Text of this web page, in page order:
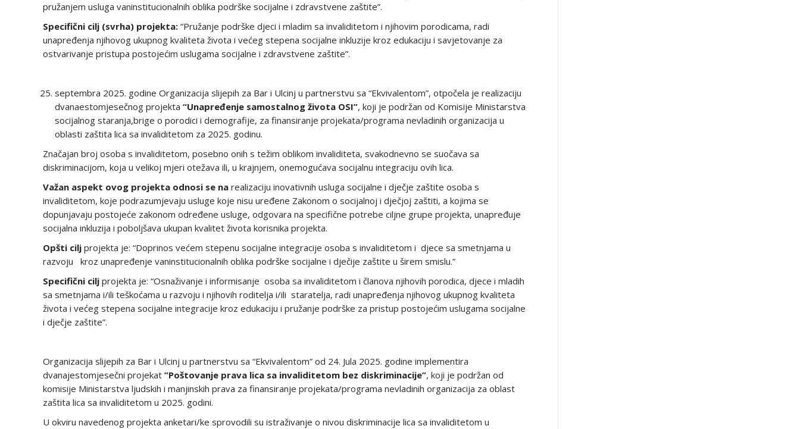
pružanjem usluga vaninstitucionalnih oblika podrške socijalne i zdravstvene zaštite”.
Specifični cilj (svrha) projekta: “Pružanje podrške djeci i mladim sa invaliditetom i njihovim porodicama, radi
unapređenja njihovog ukupnog kvaliteta života i većeg stepena socijalne inkluzije kroz edukaciju i savjetovanje za
ostvarivanje pristupa postojećim uslugama socijalne i zdravstvene zaštite”.
septembra 2025. godine Organizacija slijepih za Bar i Ulcinj u partnerstvu sa “Ekvivalentom”, otpočela je realizaciju
dvanaestomjesečnog projekta “Unapređenje samostalnog života OSI”, koji je podržan od Komisije Ministarstva
socijalnog staranja,brige o porodici i demografije, za finansiranje projekata/programa nevladinih organizacija u
oblasti zaštita lica sa invaliditetom za 2025. godinu.
Značajan broj osoba s invaliditetom, posebno onih s težim oblikom invaliditeta, svakodnevno se suočava sa
diskriminacijom, koja u velikoj mjeri otežava ili, u krajnjem, onemogućava socijalnu integraciju ovih lica.
Važan aspekt ovog projekta odnosi se na realizaciju inovativnih usluga socijalne i dječje zaštite osoba s
invaliditetom, koje podrazumjevaju usluge koje nisu uređene Zakonom o socijalnoj i dječjoj zaštiti, a kojima se
dopunjavaju postojeće zakonom određene usluge, odgovara na specifične potrebe ciljne grupe projekta, unapređuje
socijalna inkluzija i poboljšava ukupan kvalitet života korisnika projekta.
Opšti cilj projekta je: “Doprinos većem stepenu socijalne integracije osoba s invaliditetom i djece sa smetnjama u
razvoju kroz unapređenje vaninstitucionalnih oblika podrške socijalne i dječije zaštite u širem smislu.”
Specifični cilj projekta je: “Osnaživanje i informisanje osoba sa invaliditetom i članova njihovih porodica, djece i mladih
sa smetnjama i/ili teškoćama u razvoju i njihovih roditelja i/ili staratelja, radi unapređenja njihovog ukupnog kvaliteta
života i većeg stepena socijalne integracije kroz edukaciju i pružanje podrške za pristup postojećim uslugama socijalne
i dječje zaštite”.
Organizacija slijepih za Bar i Ulcinj u partnerstvu sa “Ekvivalentom” od 24. Jula 2025. godine implementira
dvanajestomjesečni projekat ”Poštovanje prava lica sa invaliditetom bez diskriminacije”, koji je podržan od
komisije Ministarstva ljudskih i manjinskih prava za finansiranje projekata/programa nevladinih organizacija za oblast
zaštita lica sa invaliditetom u 2025. godini.
U okviru navedenog projekta anketari/ke sprovodili su istraživanje o nivou diskriminacije lica sa invaliditetom u